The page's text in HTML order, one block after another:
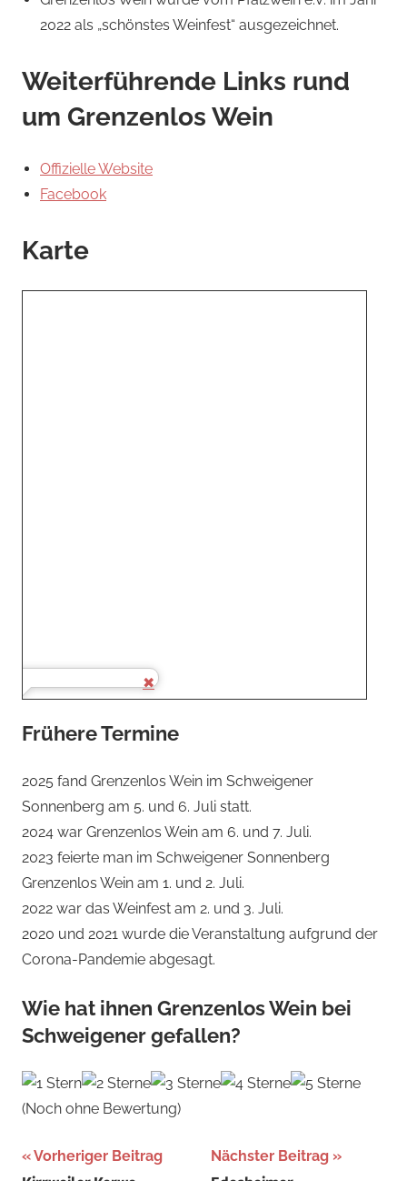
2022 als „schönstes Weinfest“ ausgezeichnet.
Weiterführende Links rund
um Grenzenlos Wein
Offizielle Website
Facebook
Karte
Frühere Termine
2025 fand Grenzenlos Wein im Schweigener
Sonnenberg am 5. und 6. Juli statt.
2024 war Grenzenlos Wein am 6. und 7. Juli.
2023 feierte man im Schweigener Sonnenberg
Grenzenlos Wein am 1. und 2. Juli.
2022 war das Weinfest am 2. und 3. Juli.
2020 und 2021 wurde die Veranstaltung aufgrund der
Corona-Pandemie abgesagt.
Wie hat ihnen Grenzenlos Wein bei
Schweigener gefallen?
(Noch ohne Bewertung)
Schlagwörter:
Beitragsnavigation
Vorheriger Beitrag Nächster Beitrag